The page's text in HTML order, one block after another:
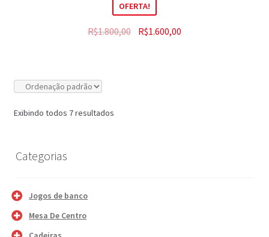
OFERTA!
R$1.800,00 R$1.600,00
Exibindo todos 7 resultados
Categorias
Jogos de banco
Mesa De Centro